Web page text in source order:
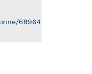
68964